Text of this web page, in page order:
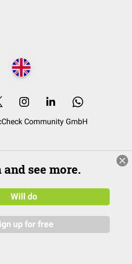
Community GmbH
see more.
Will do
up for free